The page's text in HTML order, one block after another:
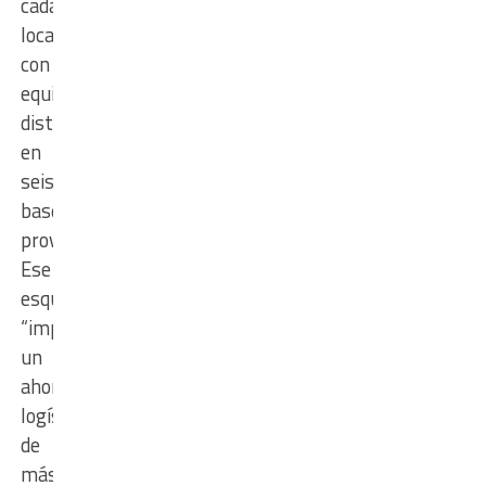
localidad,
con
equipamiento
distribuido
en
seis
bases
provinciales.
Ese
esquema,
“implicó
un
ahorro
logístico
de
más